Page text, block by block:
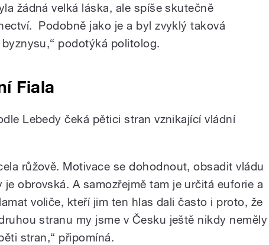
žádná velká láska, ale spíše skutečně
Podobně jako je a byl zvyklý taková
podotýká politolog.
Fiala
Lebedy čeká pětici stran vznikající vládní
růžově. Motivace se dohodnout, obsadit vládu
je obrovská. A samozřejmě tam je určitá euforie a
voliče, kteří jim ten hlas dali často i proto, že
stranu my jsme v Česku ještě nikdy neměly
stran,“ připomíná.